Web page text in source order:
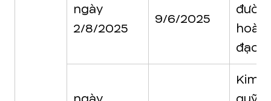
ngày
2/8/2025
9/6/2025
đạo
Kim